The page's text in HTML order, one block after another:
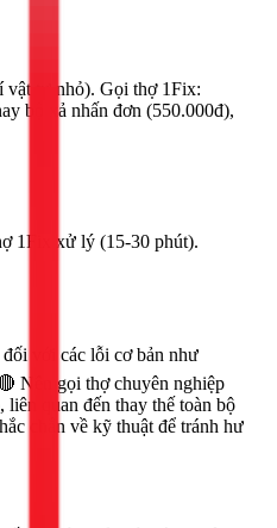
vật tư nhỏ). Gọi thợ 1Fix:
bộ xả nhấn đơn (550.000đ),
1Fix xử lý (15-30 phút).
đối với các lỗi cơ bản như
Nên gọi thợ chuyên nghiệp
liên quan đến thay thế toàn bộ
chắn về kỹ thuật để tránh hư